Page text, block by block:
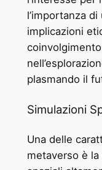
l’importanza
implicazioni
plasmando il
Simulazioni
Una delle
metaverso è